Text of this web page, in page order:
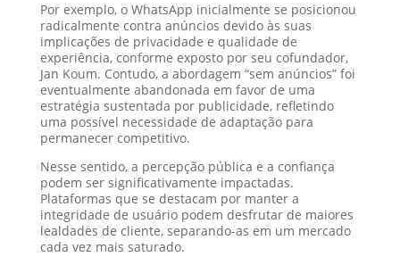
Por exemplo, o WhatsApp inicialmente se posicionou
radicalmente contra anúncios devido às suas
implicações de privacidade e qualidade de
experiência, conforme exposto por seu cofundador,
Jan Koum. Contudo, a abordagem “sem anúncios” foi
eventualmente abandonada em favor de uma
estratégia sustentada por publicidade, refletindo
uma possível necessidade de adaptação para
permanecer competitivo.
Nesse sentido, a percepção pública e a confiança
podem ser significativamente impactadas.
Plataformas que se destacam por manter a
integridade de usuário podem desfrutar de maiores
lealdades de cliente, separando-as em um mercado
cada vez mais saturado.